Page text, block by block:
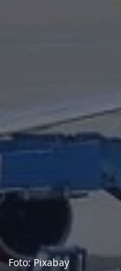
Foto: Pixabay